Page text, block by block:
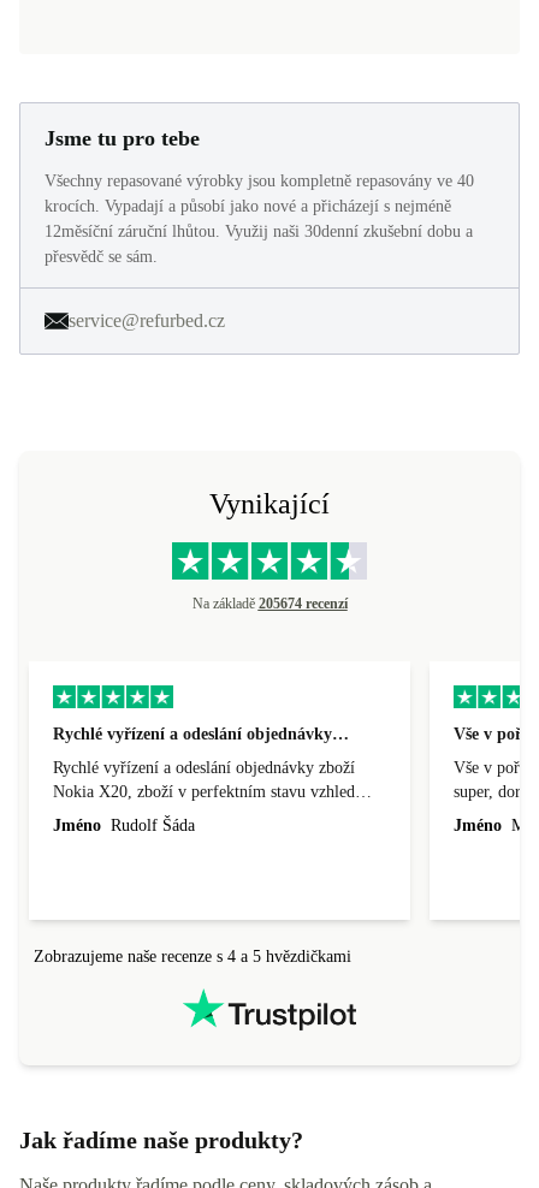
Jsme tu pro tebe
Všechny repasované výrobky jsou kompletně repasovány ve 40
krocích. Vypadají a působí jako nové a přicházejí s nejméně
12měsíční záruční lhůtou. Využij naši 30denní zkušební dobu a
přesvědč se sám.
service@refurbed.cz
Vynikající
Na základě 205674 recenzí
Rychlé vyřízení a odeslání objednávky…
Rychlé vyřízení a odeslání objednávky zboží
Nokia X20, zboží v perfektním stavu vzhled
nového výrobku, cena výborná, funguje v
Jméno Rudolf Šáda
Vše v
Vše v
super,
doprava
Jméno
Zobrazujeme naše recenze s 4 a 5 hvězdičkami
Jak řadíme naše produkty?